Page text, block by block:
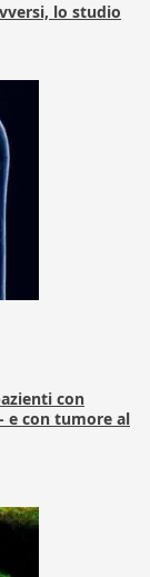
lo studio
con
e con tumore al